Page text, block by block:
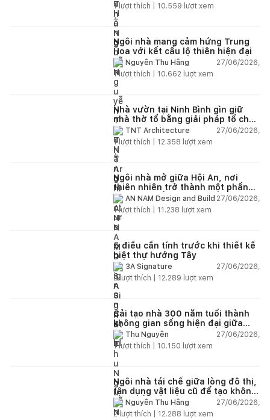
1lượt thích | 10.559 lượt xem
Ngôi nhà mang cảm hứng Trung
Hoa với kết cấu lộ thiên hiện đại
Nguyễn Thu Hằng
27/06/2026,
1lượt thích | 10.662 lượt xem
Nhà vườn tại Ninh Bình gìn giữ
nhà thờ tổ bằng giải pháp tổ chức
lại không gian
TNT Architecture
27/06/2026,
1lượt thích | 12.358 lượt xem
Ngôi nhà mở giữa Hội An, nơi
thiên nhiên trở thành một phần
của cuộc sống
AN NAM Design and Build 27/06/2026,
1lượt thích | 11.238 lượt xem
5 điều cần tính trước khi thiết kế
biệt thự hướng Tây
3A Signature
27/06/2026,
2lượt thích | 12.289 lượt xem
Cải tạo nhà 300 năm tuổi thành
không gian sống hiện đại giữa
thiên nhiên
Thu Nguyễn
27/06/2026,
1lượt thích | 10.150 lượt xem
Ngôi nhà tái chế giữa lòng đô thị,
tận dụng vật liệu cũ để tạo không
gian sống linh hoạt
Nguyễn Thu Hằng
27/06/2026,
2lượt thích | 12.288 lượt xem